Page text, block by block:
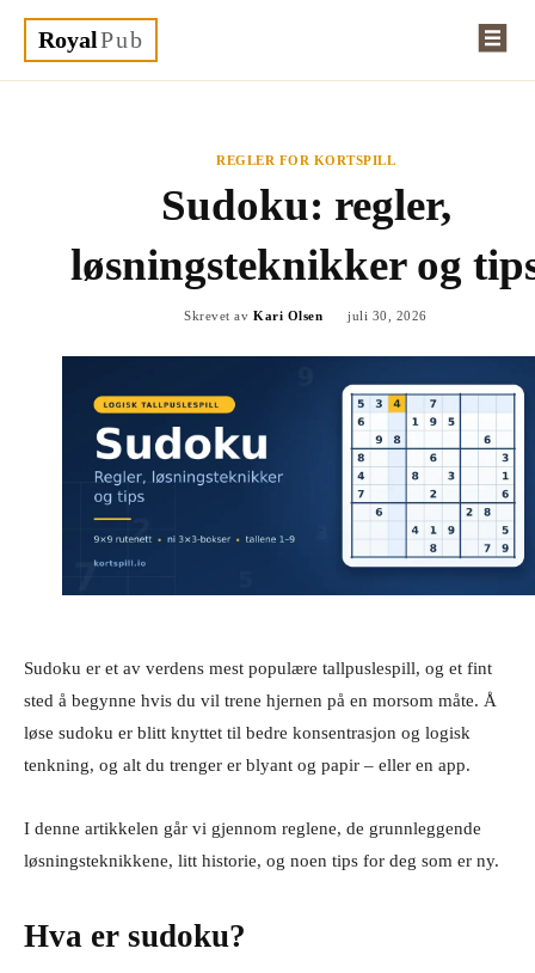
RoyalPub
REGLER FOR KORTSPILL
Sudoku: regler,
løsningsteknikker og
Skrevet av Kari Olsen juli 30, 2026
Sudoku er et av verdens mest populære tallpuslespill, og et fint
sted å begynne hvis du vil trene hjernen på en morsom måte. Å
løse sudoku er blitt knyttet til bedre konsentrasjon og logisk
tenkning, og alt du trenger er blyant og papir – eller en app.
I denne artikkelen går vi gjennom reglene, de grunnleggende
løsningsteknikkene, litt historie, og noen tips for deg som er ny.
Hva er sudoku?